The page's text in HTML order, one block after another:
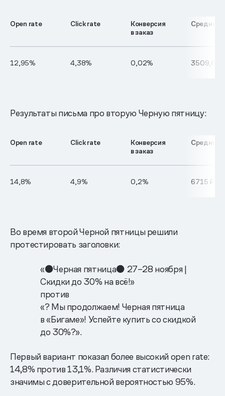
Open rate Click rate
Конверсия
в заказ
Средний
12,95% 4,38% 0,02% 3509,69
Результаты письма про вторую Черную пятницу:
Open rate Click rate
Конверсия
в заказ
Средний
14,8% 4,9% 0,2% 6715 ₽
Во время второй Черной пятницы решили
протестировать заголовки:
«⚫️Черная пятница⚫️ 27–28 ноября |
Скидки до 30% на всё!»
против
«? Мы продолжаем! Черная пятница
в «Бигаме»! Успейте купить со скидкой
до 30%?».
Первый вариант показал более высокий open rate:
14,8% против 13,1%. Различия статистически
значимы с доверительной вероятностью 95%.